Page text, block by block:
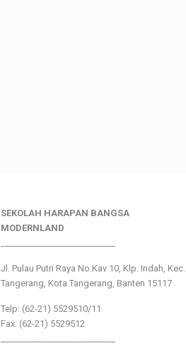
SEKOLAH HARAPAN BANGSA
MODERNLAND
Jl. Pulau Putri Raya No.Kav 10, Klp. Indah, Kec.
Tangerang, Kota Tangerang, Banten 15117
Telp: (62-21) 5529510/11
Fax: (62-21) 5529512